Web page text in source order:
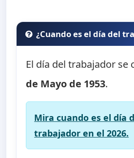
¿Cuando es el día del
El día del trabajador se
de Mayo de 1953.
Mira cuando es el día
trabajador en el 2026.